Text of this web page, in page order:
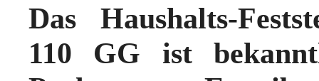
Das Haushalts-
110 GG ist